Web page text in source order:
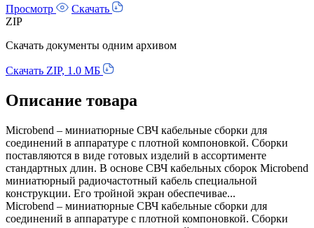
Просмотр
Скачать
ZIP
Скачать документы одним архивом
Скачать ZIP, 1.0 МБ
Описание товара
Miсrobend – миниатюрные СВЧ кабельные сборки для
соединений в аппаратуре с плотной компоновкой. Сборки
поставляются в виде готовых изделий в ассортименте
стандартных длин. В основе СВЧ кабельных сборок Microbend
миниатюрный радиочастотный кабель специальной
конструкции. Его тройной экран обеспечивае...
Miсrobend – миниатюрные СВЧ кабельные сборки для
соединений в аппаратуре с плотной компоновкой. Сборки